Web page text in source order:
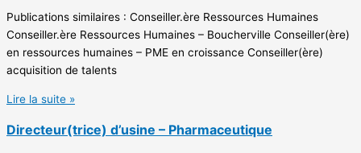
Publications similaires : Conseiller.ère Ressources Humaines
Conseiller.ère Ressources Humaines – Boucherville Conseiller(ère)
en ressources humaines – PME en croissance Conseiller(ère)
acquisition de talents
Lire la suite »
Directeur(trice) d’usine – Pharmaceutique